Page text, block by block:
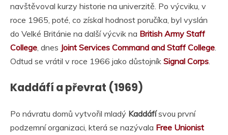
navštěvoval kurzy historie na univerzitě. Po výcviku, v
roce 1965, poté, co získal hodnost poručíka, byl vyslán
do Velké Británie na další výcvik na British Army Staff
College , dnes Joint Services Command and Staff College
Odtud se vrátil v roce 1966 jako důstojník Signal Corps
Kaddáfí a převrat (1969)
Po návratu domů vytvořil mladý Kaddáfísvou první
podzemní organizaci, která se nazývala Free Unionist